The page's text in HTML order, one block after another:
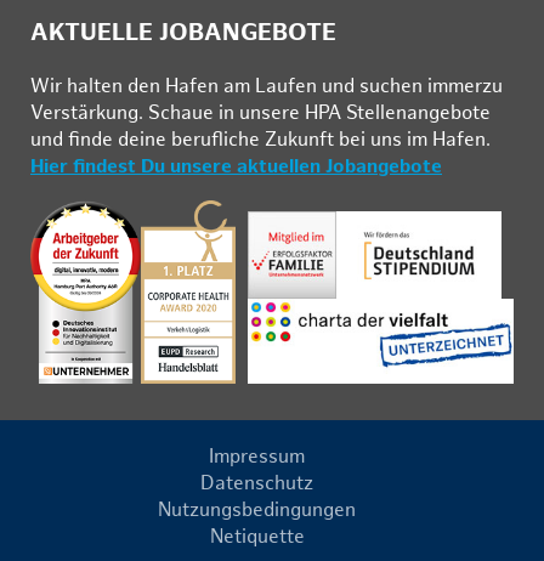
AKTUELLE JOBANGEBOTE
Wir hal­ten den Ha­fen am Lau­fen und su­chen im­mer­zu
Ver­stär­kung. Schau­e in un­se­re HPA Stel­len­an­ge­bo­te
und fin­de deine be­ruf­li­che Zu­kunft bei uns im Ha­fen.
Hier findest Du unsere aktuellen Jobangebote
Impressum
Datenschutz
Nutzungsbedingungen
Netiquette